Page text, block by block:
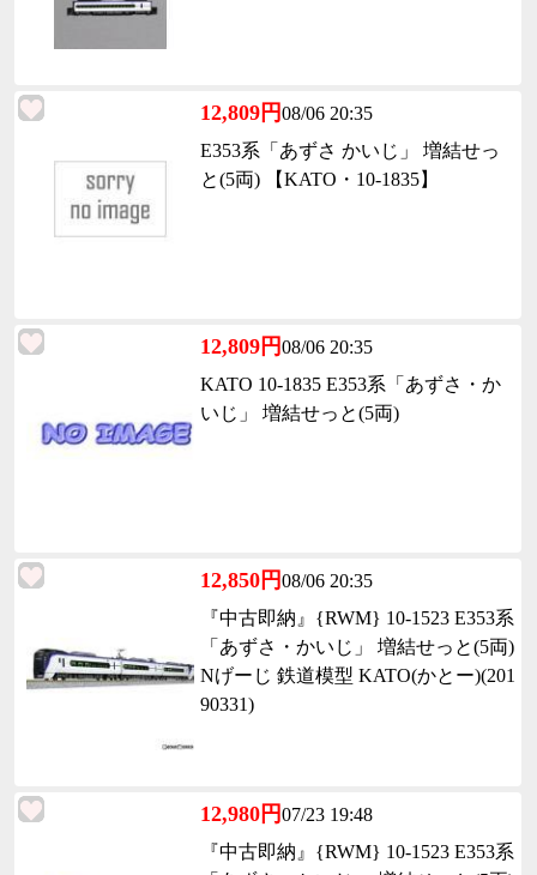
12,809円08/06 20:35
E353系「あずさ かいじ」 増結せっ
と(5両) 【KATO・10-1835】
12,809円08/06 20:35
KATO 10-1835 E353系「あずさ・か
いじ」 増結せっと(5両)
12,850円08/06 20:35
『中古即納』{RWM} 10-1523 E353系
「あずさ・かいじ」 増結せっと(5両)
Nげーじ 鉄道模型 KATO(かとー)(201
90331)
12,980円07/23 19:48
『中古即納』{RWM} 10-1523 E353系